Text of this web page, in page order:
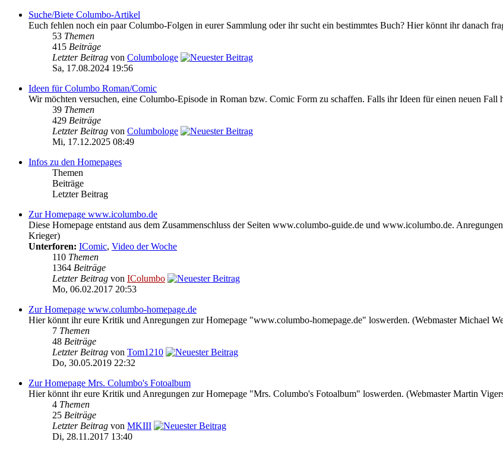
Suche/Biete Columbo-Artikel
Euch fehlen noch ein paar Columbo-Folgen in eurer Sammlung oder ihr sucht ein bestimmtes Buch? Hier könnt ihr danach
53 Themen
415 Beiträge
Letzter Beitrag von Columbologe
Sa, 17.08.2024 19:56
Ideen für Columbo Roman/Comic
Wir möchten versuchen, eine Columbo-Episode in Roman bzw. Comic Form zu schaffen. Falls ihr Ideen für einen neuen Fall
39 Themen
429 Beiträge
Letzter Beitrag von Columbologe
Mi, 17.12.2025 08:49
Infos zu den Homepages
Themen
Beiträge
Letzter Beitrag
Zur Homepage www.icolumbo.de
Diese Homepage entstand aus dem Zusammenschluss der Seiten www.columbo-guide.de und www.icolumbo.de.
Krieger)
Unterforen: IComic, Video der Woche
110 Themen
1364 Beiträge
Letzter Beitrag von IColumbo
Mo, 06.02.2017 20:53
Zur Homepage www.columbo-homepage.de
Hier könnt ihr eure Kritik und Anregungen zur Homepage "www.columbo-homepage.de" loswerden. (Webmaster Michael
7 Themen
48 Beiträge
Letzter Beitrag von Tom1210
Do, 30.05.2019 22:32
Zur Homepage Mrs. Columbo's Fotoalbum
Hier könnt ihr eure Kritik und Anregungen zur Homepage "Mrs. Columbo's Fotoalbum" loswerden. (Webmaster Martin
4 Themen
25 Beiträge
Letzter Beitrag von MKIII
Di, 28.11.2017 13:40